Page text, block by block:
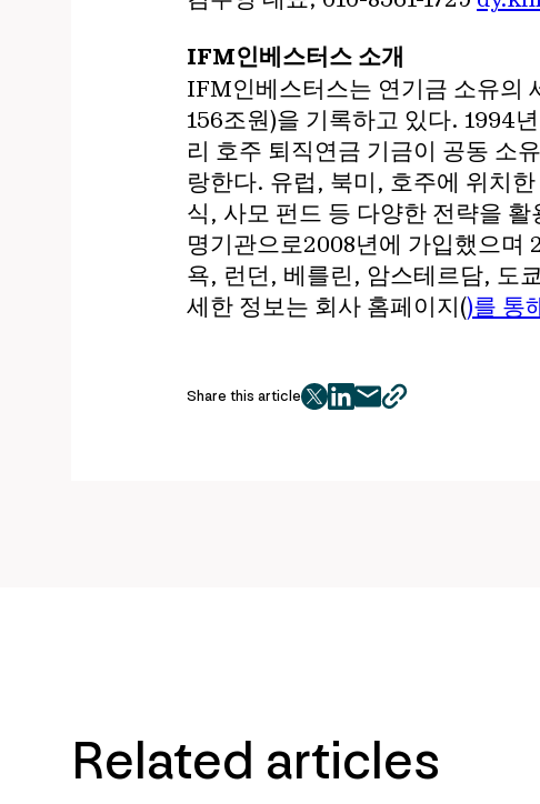
IFM인베스터스 소개
IFM인베스터스는 연기금 소유의
156조원)을 기록하고 있다. 1994
리 호주 퇴직연금 기금이 공동 소
랑한다. 유럽, 북미, 호주에 위치
식, 사모 펀드 등 다양한 전략을
명기관으로2008년에 가입했으며
욕, 런던, 베를린, 암스테르담, 도
세한 정보는 회사 홈페이지()를 통
Share this article
twitter
facebook
mailcopy
Related articles